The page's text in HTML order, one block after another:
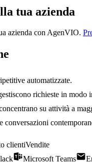
tua azienda
azienda con AgenVIO.
automatizzate.
richieste in modo
su attività a
clientiVendite
Microsoft Teams